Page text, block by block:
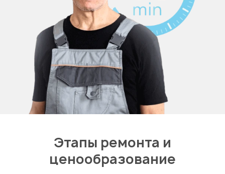
Этапы ремонта и
ценообразование